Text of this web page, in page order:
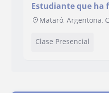
Estudiante que ha
a niños que lo
Mataró, Argentona,
Clase Presencial